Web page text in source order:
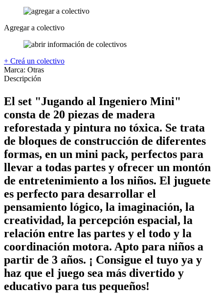
Agregar a colectivo
+ Creá un colectivo
Marca: Otras
Descripción
El set "Jugando al Ingeniero Mini"
consta de 20 piezas de madera
reforestada y pintura no tóxica. Se trata
de bloques de construcción de diferentes
formas, en un mini pack, perfectos para
llevar a todas partes y ofrecer un montón
de entretenimiento a los niños. El juguete
es perfecto para desarrollar el
pensamiento lógico, la imaginación, la
creatividad, la percepción espacial, la
relación entre las partes y el todo y la
coordinación motora. Apto para niños a
partir de 3 años. ¡ Consigue el tuyo ya y
haz que el juego sea más divertido y
educativo para tus pequeños!